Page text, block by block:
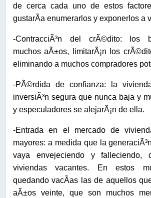
de cerca cada uno de estos
gustarÃ­a enumerarlos y exponerlos a
-ContracciÃ³n del crÃ©dito: los
muchos aÃ±os, limitarÃ¡n los
eliminando a muchos compradores
-PÃ©rdida de confianza: la
inversiÃ³n segura que nunca baja y
y especuladores se alejarÃ¡n de ella.
-Entrada en el mercado de
mayores: a medida que la
vaya envejeciendo y falleciendo,
viviendas vacantes. En estos
quedando vacÃ­as las de aquellos
aÃ±os veinte, que son muchos